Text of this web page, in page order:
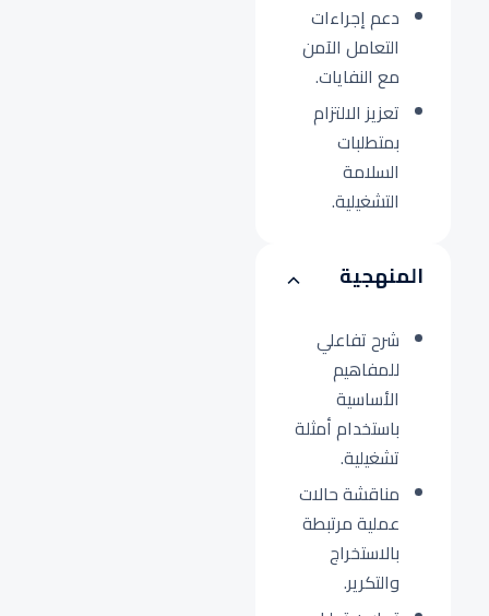
دعم إجراءات
التعامل الآمن
مع النفايات.
تعزيز الالتزام
بمتطلبات
السلامة
التشغيلية.
المنهجية
شرح تفاعلي
للمفاهيم
الأساسية
باستخدام أمثلة
تشغيلية.
مناقشة حالات
عملية مرتبطة
بالاستخراج
والتكرير.